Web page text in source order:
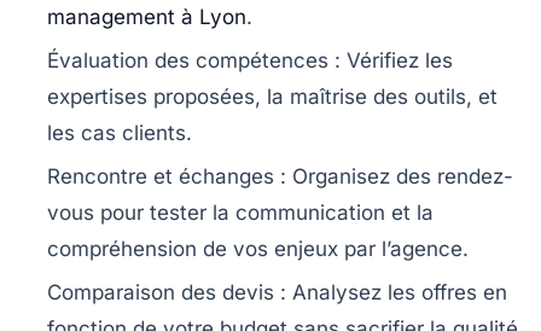
management à Lyon.
Évaluation des compétences : Vérifiez les
expertises proposées, la maîtrise des outils, et
les cas clients.
Rencontre et échanges : Organisez des rendez-
vous pour tester la communication et la
compréhension de vos enjeux par l’agence.
Comparaison des devis : Analysez les offres en